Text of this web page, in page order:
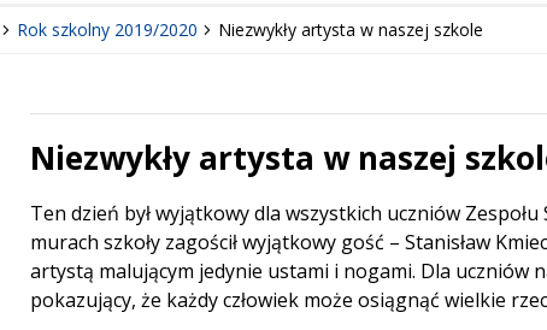
Rok szkolny 2019/2020 Niezwykły artysta w naszej szkole
miesiąc
Niezwykły artysta w naszej
Treść
Ten dzień był wyjątkowy dla wszystkich uczniów Zespołu
murach szkoły zagościł wyjątkowy gość – Stanisław
artystą malującym jedynie ustami i nogami. Dla uczniów
pokazujący, że każdy człowiek może osiągnąć wielkie